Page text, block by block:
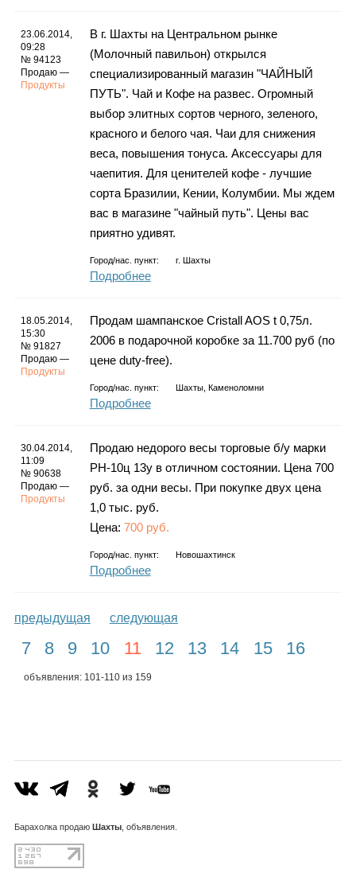
23.06.2014,
09:28
№ 94123
Продаю —
Продукты
В г. Шахты на Центральном рынке
(Молочный павильон) открылся
специализированный магазин "ЧАЙНЫЙ
ПУТЬ". Чай и Кофе на развес. Огромный
выбор элитных сортов черного, зеленого,
красного и белого чая. Чаи для снижения
веса, повышения тонуса. Аксессуары для
чаепития. Для ценителей кофе - лучшие
сорта Бразилии, Кении, Колумбии. Мы ждем
вас в магазине "чайный путь". Цены вас
приятно удивят.
Город/нас. пункт: г. Шахты
Подробнее
18.05.2014,
15:30
№ 91827
Продаю —
Продукты
Продам шампанское Cristall AOS t 0,75л.
2006 в подарочной коробке за 11.700 руб (по
цене duty-free).
Город/нас. пункт: Шахты, Каменоломни
Подробнее
30.04.2014,
11:09
№ 90638
Продаю —
Продукты
Продаю недорого весы торговые б/у марки
РН-10ц 13у в отличном состоянии. Цена 700
руб. за одни весы. При покупке двух цена
1,0 тыс. руб.
Цена: 700 руб.
Город/нас. пункт: Новошахтинск
Подробнее
предыдущая следующая
7 8 9 10 11 12 13 14 15 16
объявления: 101-110 из 159
Барахолка продаю Шахты, объявления.